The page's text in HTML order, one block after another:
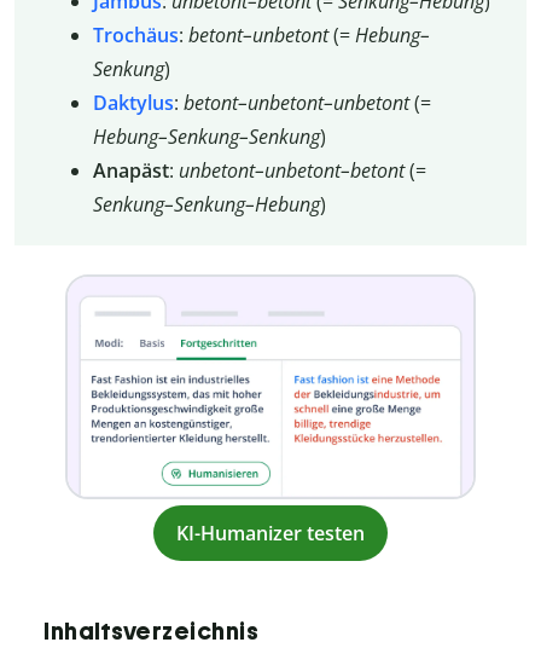
Trochäus: betont–unbetont(=Hebung–
Senkung)
Daktylus: betont–unbetont–unbetont(=
Hebung–Senkung–Senkung)
Anapäst: unbetont–unbetont–betont(=
Senkung–Senkung–Hebung)
KI-Humanizer testen
Inhaltsverzeichnis